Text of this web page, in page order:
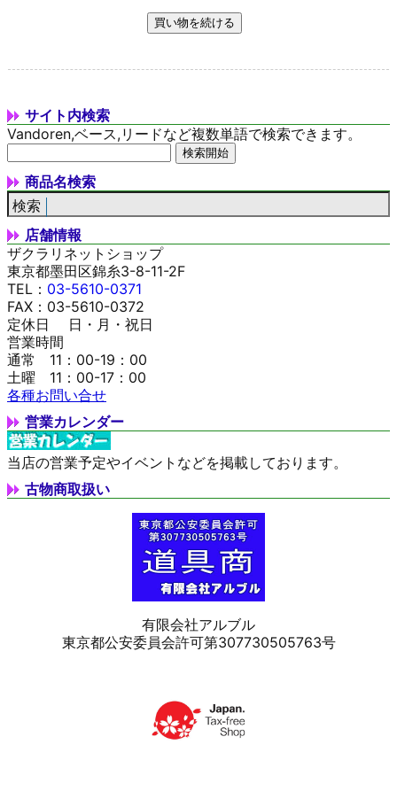
サイト内検索
Vandoren,ベース,リードなど複数単語で検索できます。
商品名検索
店舗情報
ザクラリネットショップ
東京都墨田区錦糸3-8-11-2F
TEL： 03-5610-0371
FAX：03-5610-0372
定休日 日・月・祝日
営業時間
通常 11：00-19：00
土曜 11：00-17：00
各種お問い合せ
営業カレンダー
当店の営業予定やイベントなどを掲載しております。
古物商取扱い
有限会社アルブル
東京都公安委員会許可第307730505763号